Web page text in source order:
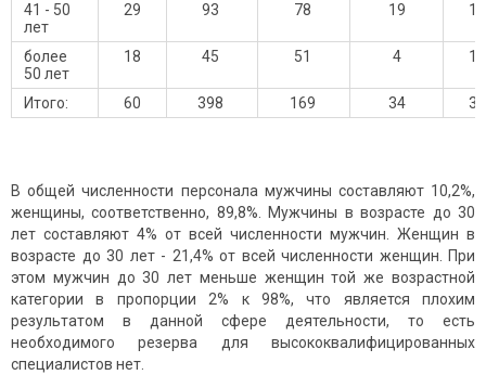
41 - 50
лет
29 93 78 19 14
более
50 лет
18 45 51 4 10
Итого: 60 398 169 34 38
В общей численности персонала мужчины составляют 10,2%,
женщины, соответственно, 89,8%. Мужчины в возрасте до 30
лет составляют 4% от всей численности мужчин. Женщин в
возрасте до 30 лет - 21,4% от всей численности женщин. При
этом мужчин до 30 лет меньше женщин той же возрастной
категории в пропорции 2% к 98%, что является плохим
результатом в данной сфере деятельности, то есть
необходимого резерва для высококвалифицированных
специалистов нет.